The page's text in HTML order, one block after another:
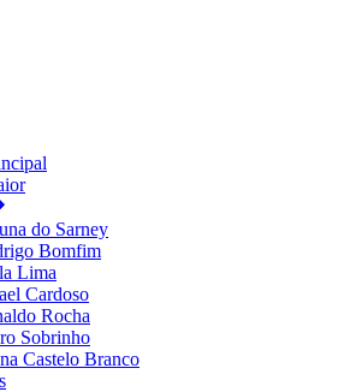
do Sarney
Bomfim
Lima
Cardoso
Rocha
Sobrinho
Castelo Branco